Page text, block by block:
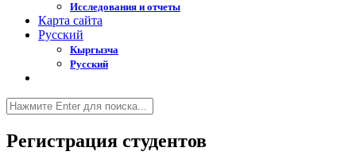
Исследования и отчеты
Карта сайта
Русский
Кыргызча
Русский
Регистрация студентов